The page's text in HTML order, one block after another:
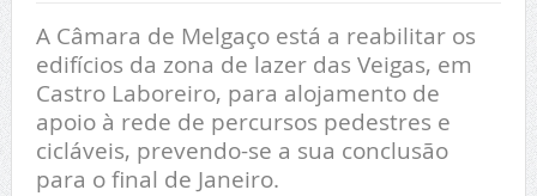
A Câmara de Melgaço está a reabilitar os
edifícios da zona de lazer das Veigas, em
Castro Laboreiro, para alojamento de
apoio à rede de percursos pedestres e
cicláveis, prevendo-se a sua conclusão
para o final de Janeiro.